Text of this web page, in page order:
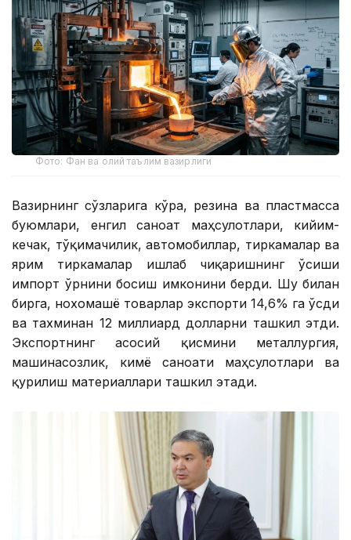
Фото: Фан ва олий таълим вазирлиги
Вазирнинг сўзларига кўра, резина ва пластмасса
буюмлари, енгил саноат маҳсулотлари, кийим-
кечак, тўқимачилик, автомобиллар, тиркамалар ва
ярим тиркамалар ишлаб чиқаришнинг ўсиши
импорт ўрнини босиш имконини берди. Шу билан
бирга, нохомашё товарлар экспорти 14,6% га ўсди
ва тахминан 12 миллиард долларни ташкил этди.
Экспортнинг асосий қисмини металлургия,
машинасозлик, кимё саноати маҳсулотлари ва
қурилиш материаллари ташкил этади.